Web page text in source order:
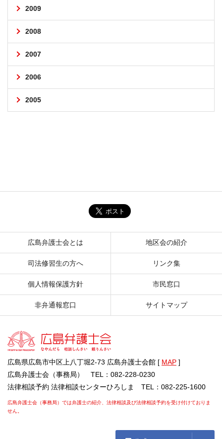
2009
2008
2007
2006
2005
広島弁護士会とは 地区会の紹介
司法修習生の方へ リンク集
個人情報保護方針 市民窓口
非弁通報窓口 サイトマップ
広島県広島市中区上八丁堀2-73 広島弁護士会館 [ MAP ]
広島弁護士会（事務局） TEL：082-228-0230
法律相談予約 法律相談センターひろしま TEL：082-225-1600
広島弁護士会（事務局）では弁護士の紹介、法律相談及び法律相談予約を受け付けておりま
せん。